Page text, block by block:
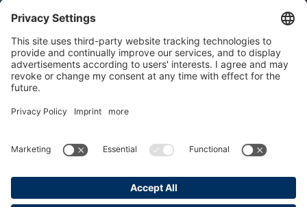
Über das Institut
Boris Grundl
Das Team
DatenschutzImpressumAGBs